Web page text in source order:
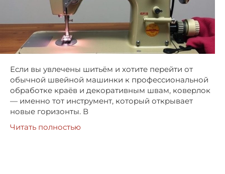
Если вы увлечены шитьём и хотите перейти от
обычной швейной машинки к профессиональной
обработке краёв и декоративным швам, коверлок
— именно тот инструмент, который открывает
новые горизонты. В
Читать полностью